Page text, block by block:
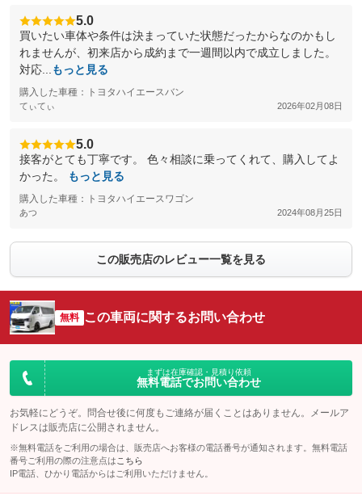
5.0
買いたい車体や条件は決まっていた状態だったからなのかもし
れませんが、初来店から成約まで一週間以内で成立しました。
対応...
もっと見る
購入した車種：トヨタハイエースバン
てぃてぃ 2026年02月08日
5.0
接客がとても丁寧です。 色々相談に乗ってくれて、購入してよ
かった。
もっと見る
購入した車種：トヨタハイエースワゴン
あつ 2024年08月25日
この販売店のレビュー一覧を見る
無料 この車両に関するお問い合わせ
まずは在庫確認・見積り依頼
無料電話でお問い合わせ
お気軽にどうぞ。問合せ後に何度もご連絡が届くことはありません。メールア
ドレスは販売店に公開されません。
※無料電話をご利用の場合は、販売店へお客様の電話番号が通知されます。無料電話
番号ご利用の際の注意点は こちら
IP電話、ひかり電話からはご利用いただけません。